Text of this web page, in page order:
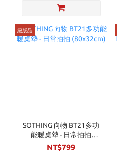
絕版品
SOTHING 向物 BT21多功
能暖桌墊 - 日常拍拍
(80x32cm)
NT$799